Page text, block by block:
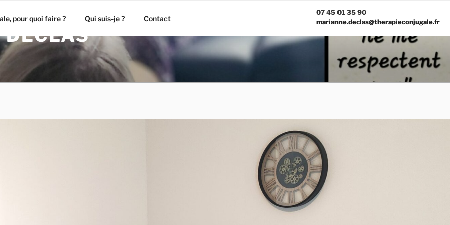
pour quoi faire ? Qui suis-je ? Contact
07 45 01 35 90
marianne.declas@therapieconjugale.fr